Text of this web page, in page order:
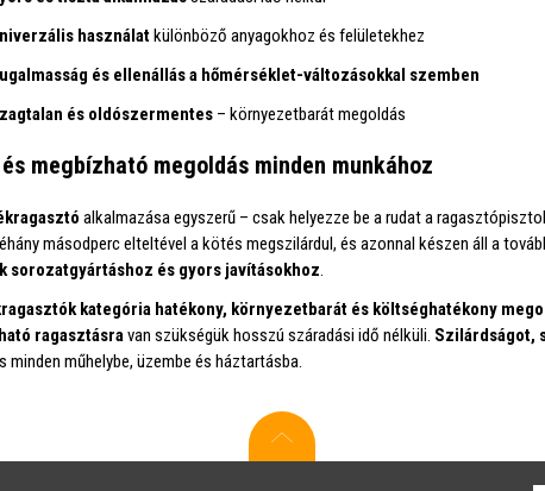
használatkülönböző anyagokhoz és felületekhez
és ellenállás a hőmérséklet-változásokkal szemben
és oldószermentes – környezetbarát megoldás
megbízható megoldás minden munkához
alkalmazása egyszerű – csak helyezze be a rudat a
másodperc elteltével a kötés megszilárdul, és azonnal készen áll a
sorozatgyártáshoz és gyors javításokhoz
kategória hatékony, környezetbarát és költséghatékony
ragasztásra van szükségük hosszú száradási idő nélküli. Szilárdságot,
minden műhelybe, üzembe és háztartásba.